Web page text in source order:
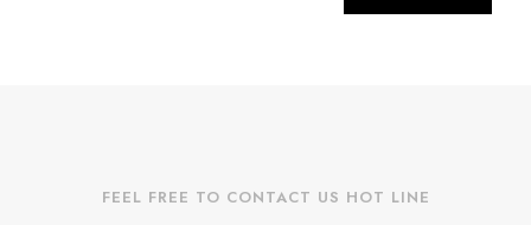
FEEL FREE TO CONTACT US HOT LINE